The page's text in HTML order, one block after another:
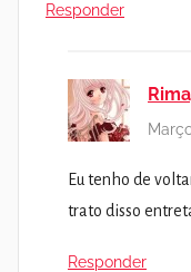
Responder
Eu tenho de
trato disso
Responder